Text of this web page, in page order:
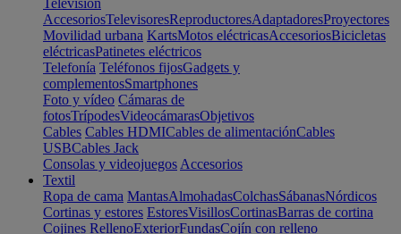
Televisión
AccesoriosTelevisoresReproductoresAdaptadoresProyectores
Movilidad urbana KartsMotos eléctricasAccesoriosBicicletas
eléctricasPatinetes eléctricos
Telefonía Teléfonos fijosGadgets y
complementosSmartphones
Foto y vídeo Cámaras de
fotosTrípodesVideocámarasObjetivos
Cables Cables HDMICables de alimentaciónCables
USBCables Jack
Consolas y videojuegos Accesorios
Textil
Ropa de cama MantasAlmohadasColchasSábanasNórdicos
Cortinas y estores EstoresVisillosCortinasBarras de cortina
Cojines RellenoExteriorFundasCojín con relleno